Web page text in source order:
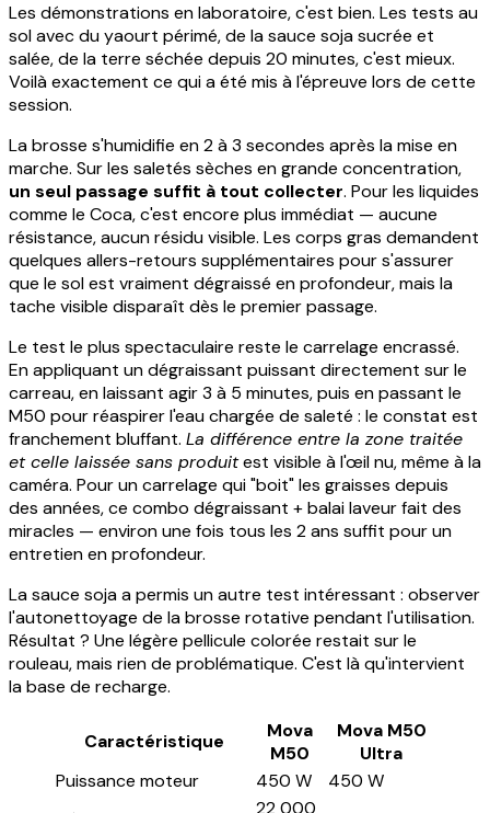
Les démonstrations en laboratoire, c'est bien. Les tests au
sol avec du yaourt périmé, de la sauce soja sucrée et
salée, de la terre séchée depuis 20 minutes, c'est mieux.
Voilà exactement ce qui a été mis à l'épreuve lors de cette
session.
La brosse s'humidifie en 2 à 3 secondes après la mise en
marche. Sur les saletés sèches en grande concentration,
un seul passage suffit à tout collecter. Pour les liquides
comme le Coca, c'est encore plus immédiat — aucune
résistance, aucun résidu visible. Les corps gras demandent
quelques allers-retours supplémentaires pour s'assurer
que le sol est vraiment dégraissé en profondeur, mais la
tache visible disparaît dès le premier passage.
Le test le plus spectaculaire reste le carrelage encrassé.
En appliquant un dégraissant puissant directement sur le
carreau, en laissant agir 3 à 5 minutes, puis en passant le
M50 pour réaspirer l'eau chargée de saleté : le constat est
franchement bluffant. La différence entre la zone traitée
et celle laissée sans produitest visible à l'œil nu, même à la
caméra. Pour un carrelage qui "boit" les graisses depuis
des années, ce combo dégraissant + balai laveur fait des
miracles — environ une fois tous les 2 ans suffit pour un
entretien en profondeur.
La sauce soja a permis un autre test intéressant : observer
l'autonettoyage de la brosse rotative pendant l'utilisation.
Résultat ? Une légère pellicule colorée restait sur le
rouleau, mais rien de problématique. C'est là qu'intervient
la base de recharge.
Caractéristique
Mova
M50
Mova M50
Ultra
Puissance moteur
450 W
450 W